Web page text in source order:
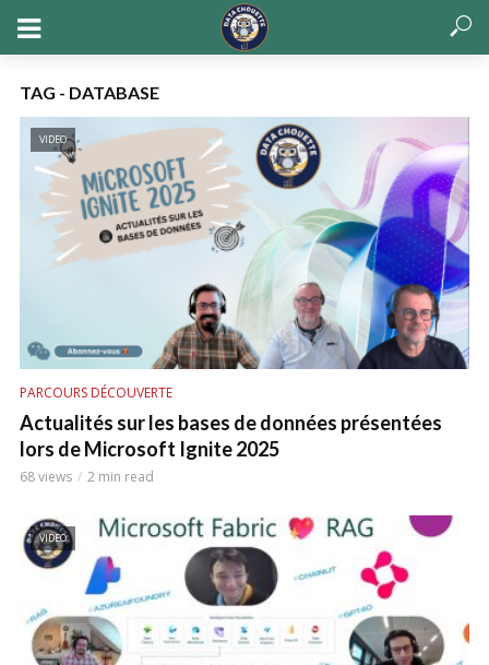
TAG - DATABASE
VIDEO
PARCOURS DÉCOUVERTE
Actualités sur les bases de données présentées
lors de Microsoft Ignite 2025
68 views 2 min read
VIDEO